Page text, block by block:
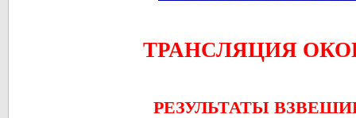
ТРАНСЛЯЦИЯ
РЕЗУЛЬТАТЫ